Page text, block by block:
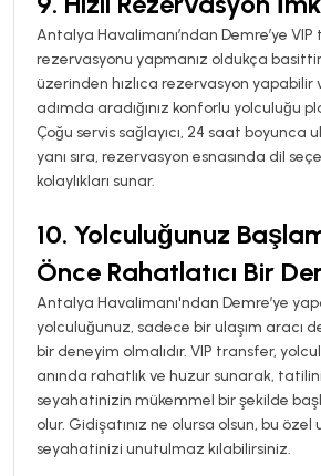
Antalya Havalimanı’ndan Demre’ye
rezervasyonu yapmanız oldukça
üzerinden hızlıca rezervasyon yapabilir
adımda aradığınız konforlu yolculuğu
Çoğu servis sağlayıcı, 24 saat boyunca
yanı sıra, rezervasyon esnasında dil
kolaylıkları sunar.
10. Yolculuğunuz
Önce Rahatlatıcı Bir
Antalya Havalimanı'ndan Demre’ye
yolculuğunuz, sadece bir ulaşım aracı
bir deneyim olmalıdır. VIP transfer,
anında rahatlık ve huzur sunarak,
seyahatinizin mükemmel bir şekilde
olur. Gidişatınız ne olursa olsun, bu özel
seyahatinizi unutulmaz kılabilirsiniz.